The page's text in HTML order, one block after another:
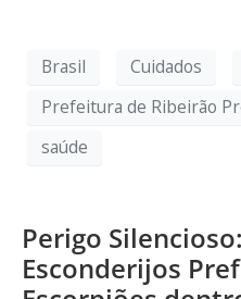
Brasil Cuidados
Prefeitura de Ribeirão
saúde
Perigo
Esconderijos